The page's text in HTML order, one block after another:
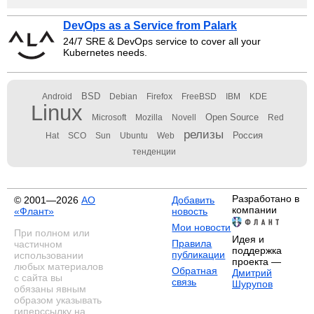
DevOps as a Service from Palark
24/7 SRE & DevOps service to cover all your
Kubernetes needs.
Android BSD Debian Firefox FreeBSD IBM KDE
Linux Microsoft Mozilla Novell Open Source Red
Hat SCO Sun Ubuntu Web релизы Россия
тенденции
© 2001—2026 АО
«Флант»
При полном или
частичном
использовании
любых материалов
с сайта вы
обязаны явным
образом указывать
гиперссылку на
Добавить
новость
Мои новости
Правила
публикации
Обратная
связь
Разработано в
компании
Идея и
поддержка
проекта —
Дмитрий
Шурупов